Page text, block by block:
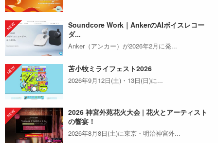
Soundcore Work｜AnkerのAIボイスレコー
ダ...
Anker（アンカー）が2026年2月に発...
苫小牧ミライフェスト2026
2026年9月12日(土)・13日(日)に...
2026 神宮外苑花火大会 | 花火とアーティスト
の響宴！
2026年8月8日(土)に東京・明治神宮外...